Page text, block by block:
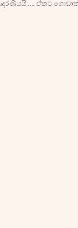
…. ඒකට